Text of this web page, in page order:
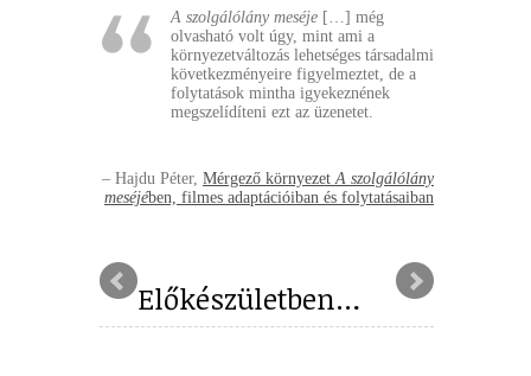
A szolgálólány meséje […] még
olvasható volt úgy, mint ami a
környezetváltozás lehetséges társadalmi
következményeire figyelmeztet, de a
folytatások mintha igyekeznének
megszelídíteni ezt az üzenetet.
Hajdu Péter Mérgező környezet A szolgálólány
meséjében, filmes adaptációiban és folytatásaiban
Előkészületben…